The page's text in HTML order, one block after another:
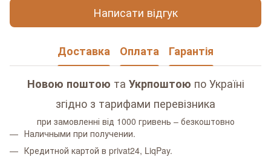
Написати відгук
Доставка Оплата Гарантія
Новою поштою та Укрпоштою по Україні
згідно з тарифами перевізника
при замовленні від 1000 гривень – безкоштовно
Наличными при получении.
Кредитной картой в privat24, LiqPay.